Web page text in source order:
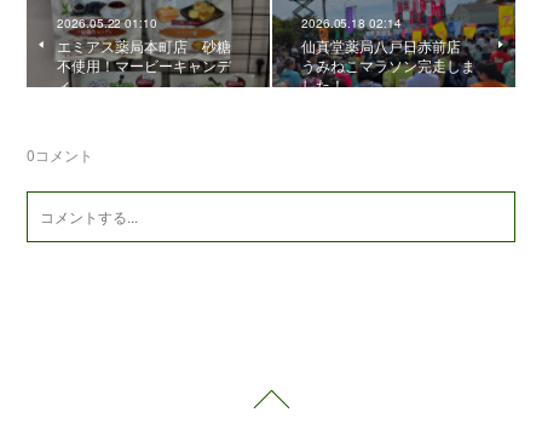
2026.05.22 01:10
エミアス薬局本町店 砂糖
不使用！マービーキャンデ
ィ
2026.05.18 02:14
仙真堂薬局八戸日赤前店
うみねこマラソン完走しま
した！
0コメント